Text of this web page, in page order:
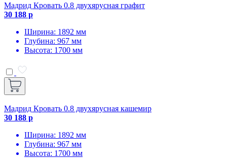
Мадрид Кровать 0.8 двухярусная графит
30 188 р
Ширина: 1892 мм
Глубина: 967 мм
Высота: 1700 мм
Мадрид Кровать 0.8 двухярусная кашемир
30 188 р
Ширина: 1892 мм
Глубина: 967 мм
Высота: 1700 мм